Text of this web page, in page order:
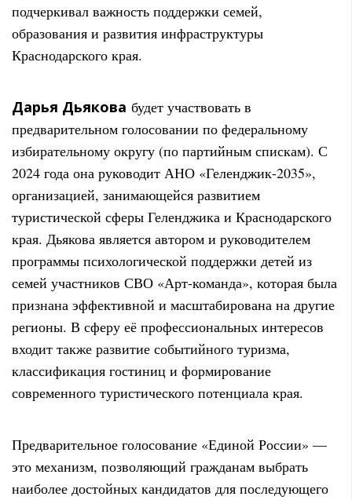
подчеркивал важность поддержки семей,
образования и развития инфраструктуры
Краснодарского края.
Дарья Дьякова будет участвовать в
предварительном голосовании по федеральному
избирательному округу (по партийным спискам). С
2024 года она руководит АНО «Геленджик-2035»,
организацией, занимающейся развитием
туристической сферы Геленджика и Краснодарского
края. Дьякова является автором и руководителем
программы психологической поддержки детей из
семей участников СВО «Арт-команда», которая была
признана эффективной и масштабирована на другие
регионы. В сферу её профессиональных интересов
входит также развитие событийного туризма,
классификация гостиниц и формирование
современного туристического потенциала края.
Предварительное голосование «Единой России» —
это механизм, позволяющий гражданам выбрать
наиболее достойных кандидатов для последующего